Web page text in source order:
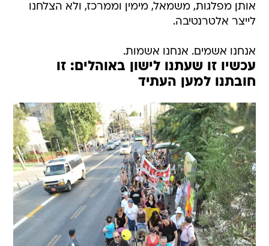
אותן מפלגות, משמאל, מימין וממרכז, ולא הצלחנו
לייצר אלטרנטיבה.
אנחנו אשמים. אנחנו אשמות.
עכשיו זו שעתנו לישון באוהלים: זו
חובתנו למען העתיד